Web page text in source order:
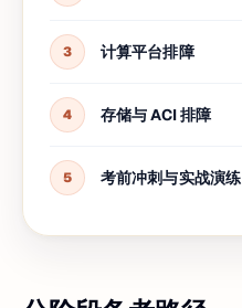
3 计算平台排障
4 存储与 ACI 排障
5 考前冲刺与实战演练